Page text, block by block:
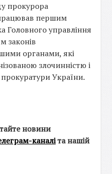
прокурора
першим
Головного управління
законів
органами, які
злочинністю і
України.
новини
каналіта нашій